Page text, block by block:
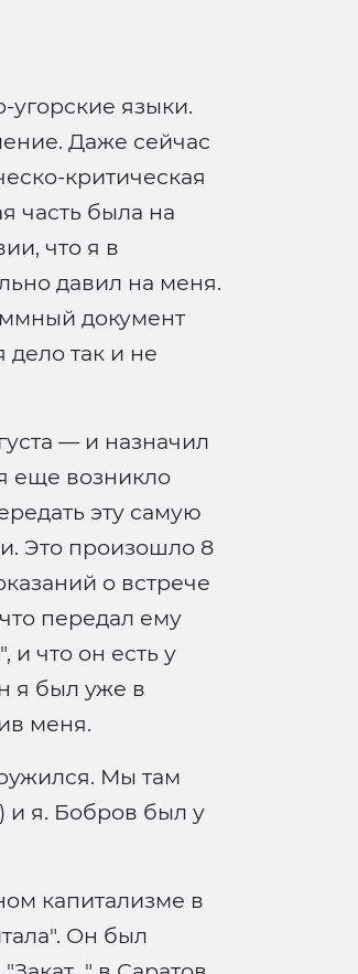
угорские языки.
Даже сейчас
критическая
часть была на
что я в
давил на меня.
документ
так и не
— и назначил
еще возникло
эту самую
Это произошло 8
о встрече
передал ему
что он есть у
я был уже в
меня.
Мы там
и я. Бобров был у
капитализме в
Он был